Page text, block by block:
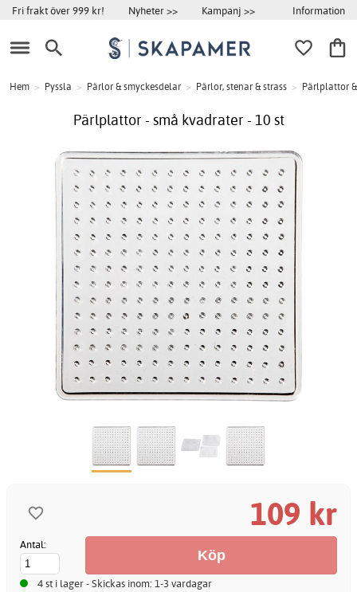
Fri frakt över 999 kr! Nyheter >> Kampanj >> Information
Hem > Pyssla > Pärlor & smyckesdelar > Pärlor, stenar & strass > Pärlplattor
Pärlplattor - små kvadrater - 10 st
109 kr
Antal:
4 st i lager - Skickas inom: 1-3 vardagar